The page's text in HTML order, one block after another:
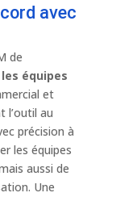
avec
de
équipes
et
l’outil au
précision à
les équipes
aussi de
Une